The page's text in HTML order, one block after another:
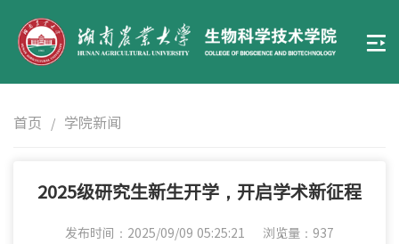
首页 / 学院新闻
2025级研究生新生开学，开启学术新征程
发布时间：2025/09/09 05:25:21 浏览量： 937